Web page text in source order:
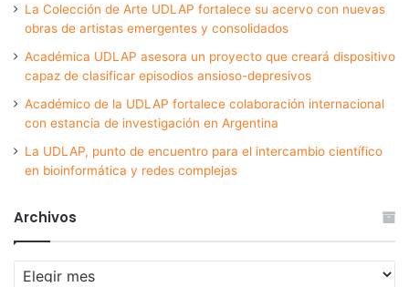
La Colección de Arte UDLAP fortalece su acervo con nuevas
obras de artistas emergentes y consolidados
Académica UDLAP asesora un proyecto que creará dispositivo
capaz de clasificar episodios ansioso-depresivos
Académico de la UDLAP fortalece colaboración internacional
con estancia de investigación en Argentina
La UDLAP, punto de encuentro para el intercambio científico
en bioinformática y redes complejas
Archivos
Archivos